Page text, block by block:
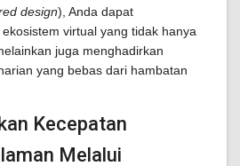
design), Anda dapat
virtual yang tidak hanya
juga menghadirkan
yang bebas dari hambatan
Kecepatan
Melalui